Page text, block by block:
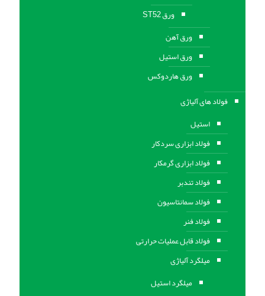
ورق ST52
ورق آهن
ورق استيل
ورق هاردوکس
فولاد های آلیاژی
استیل
فولاد ابزاری سردکار
فولاد ابزاری گرمکار
فولاد تندبر
فولاد سمانتاسیون
فولاد فنر
فولاد قابل عملیات حرارتی
ميلگرد آلیاژی
میلگرد استیل